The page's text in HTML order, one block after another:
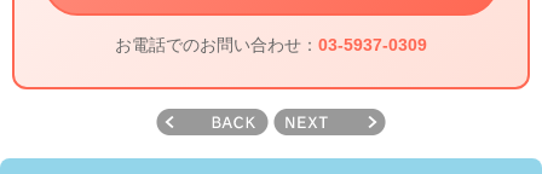
お電話でのお問い合わせ： 03-5937-0309